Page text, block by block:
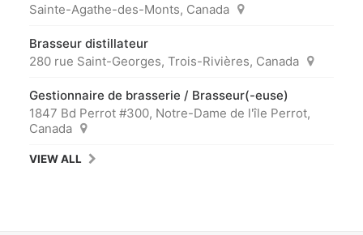
Sainte-Agathe-des-Monts, Canada
Brasseur distillateur
280 rue Saint-Georges, Trois-Rivières, Canada
Gestionnaire de brasserie / Brasseur(-euse)
1847 Bd Perrot #300, Notre-Dame de l'île Perrot,
Canada
VIEW ALL